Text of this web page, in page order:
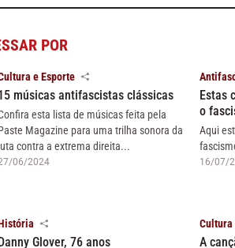
POR
e Esporte
músicas antifascistas clássicas
esta lista de músicas feita pela
Magazine para uma trilha sonora da
luta contra a extrema direita...
06/2024
Estas
o
Aqui
16/07/
Glover, 76 anos
Cultura
A